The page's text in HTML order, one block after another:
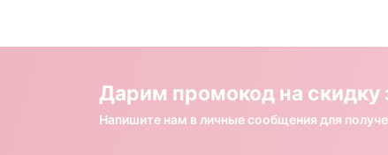
Дарим промокод на
Напишите нам в личные сообщения для